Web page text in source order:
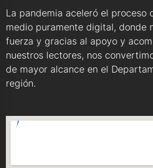
La pandemia aceleró el proceso
medio puramente digital, donde
fuerza y gracias al apoyo y
nuestros lectores, nos
de mayor alcance en el
región.